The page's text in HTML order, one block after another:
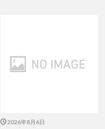
2026年8月6日